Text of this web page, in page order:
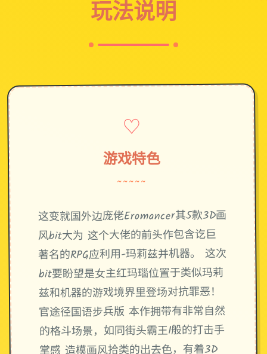
玩法说明
♡
游戏特色
~~~~~
这变就国外边庞佬Eromancer其5款3D画
风bit大为 这个大佬的前头作包含讫巨
著名的RPG应利用-玛莉兹并机器。 这次
bit要盼望是女主红玛瑙位置于类似玛莉
兹和机器的游戏境界里登场对抗罪恶！
官途径国语步兵版 本作拥带有非常自然
的格斗场景，如同街头霸王1般的打击手